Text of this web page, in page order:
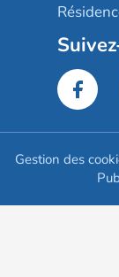
Gestion des